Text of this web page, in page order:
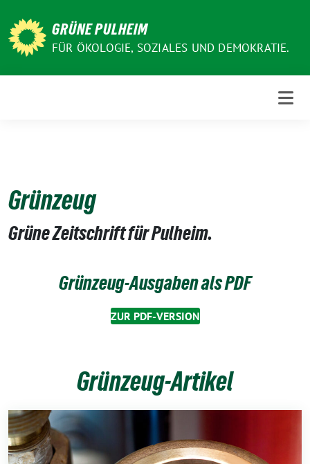
zum
Inhalt
GRÜNE PULHEIM
FÜR ÖKOLOGIE, SOZIALES UND DEMOKRATIE.
Grünzeug
Grüne Zeitschrift für Pulheim.
Grünzeug-Ausgaben als PDF
ZUR PDF-VERSION
Grünzeug-Artikel